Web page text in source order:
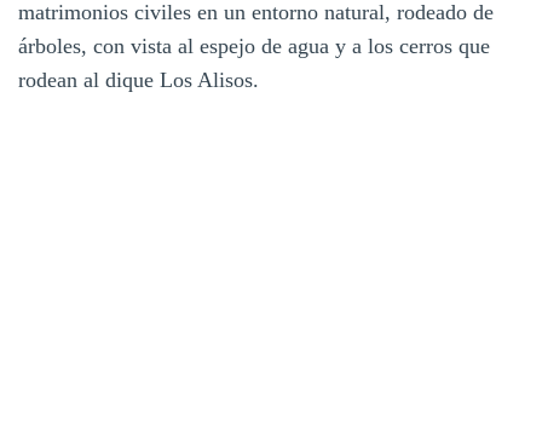
matrimonios civiles en un entorno natural, rodeado de
árboles, con vista al espejo de agua y a los cerros que
rodean al dique Los Alisos.